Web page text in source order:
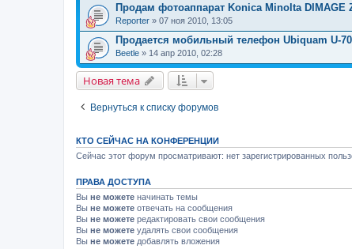
Продам фотоаппарат Konica Minolta DIMAGE
Reporter » 07 ноя 2010, 13:05
Продается мобильный телефон Ubiquam U-
Beetle » 14 апр 2010, 02:28
Новая тема
Вернуться к списку форумов
КТО СЕЙЧАС НА КОНФЕРЕНЦИИ
Сейчас этот форум просматривают: нет зарегистрированных
ПРАВА ДОСТУПА
Вы не можете начинать темы
Вы не можете отвечать на сообщения
Вы не можете редактировать свои сообщения
Вы не можете удалять свои сообщения
Вы не можете добавлять вложения